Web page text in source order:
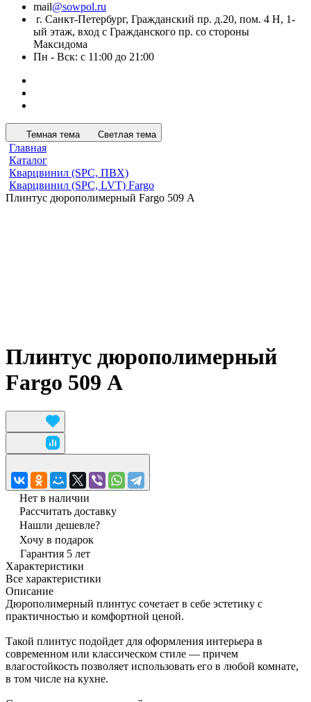
mail@sowpol.ru
г. Санкт-Петербург, Гражданский пр. д.20, пом. 4 Н, 1-
ый этаж, вход с Гражданского пр. со стороны
Максидома
Пн - Вск: с 11:00 до 21:00
Темная тема Светлая тема
Главная
Каталог
Кварцвинил (SPC, ПВХ)
Кварцвинил (SPC, LVT) Fargo
Плинтус дюрополимерный Fargo 509 А
Плинтус дюрополимерный
Fargo 509 А
Нет в наличии
Рассчитать доставку
Нашли дешевле?
Хочу в подарок
Гарантия 5 лет
Характеристики
Все характеристики
Описание
Дюрополимерный плинтус сочетает в себе эстетику с
практичностью и комфортной ценой.
Такой плинтус подойдет для оформления интерьера в
современном или классическом стиле — причем
влагостойкость позволяет использовать его в любой комнате,
в том числе на кухне.